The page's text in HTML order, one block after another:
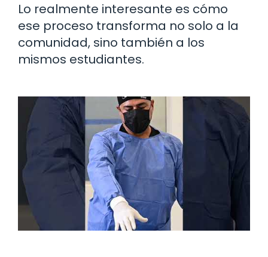
Lo realmente interesante es cómo
ese proceso transforma no solo a la
comunidad, sino también a los
mismos estudiantes.